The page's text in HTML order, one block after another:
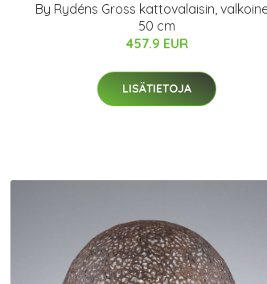
By Rydéns Gross kattovalaisin,
50 cm
457.9 EUR
LISÄTIETOJA